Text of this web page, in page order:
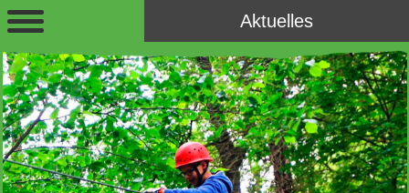
Aktuelles